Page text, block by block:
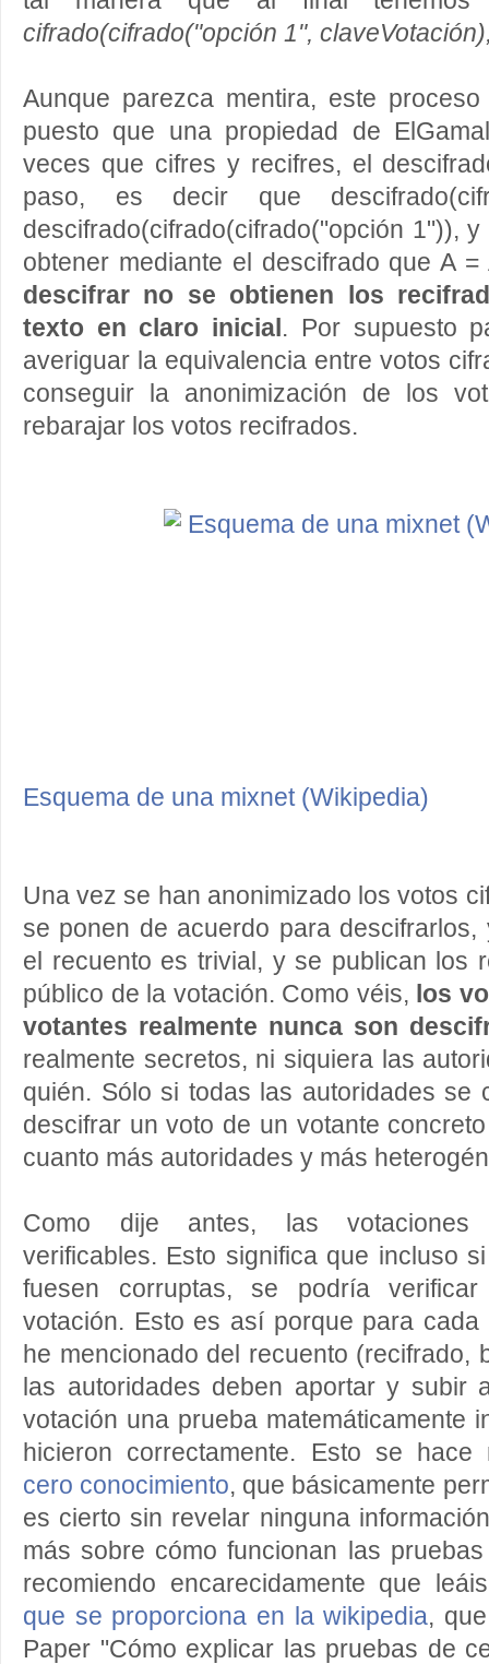
cifrado(cifrado("opción 1",
Aunque parezca mentira, este
puesto que una propiedad de
veces que cifres y recifres, el
paso, es decir que
descifrado(cifrado(cifrado("opción 1")),
obtener mediante el descifrado que A
descifrar no se obtienen los
texto en claro inicial . Por supuesto
averiguar la equivalencia entre votos
conseguir la anonimización de los
rebarajar los votos recifrados.
Esquema de una mixnet (Wikipedia)
Una vez se han anonimizado los votos
se ponen de acuerdo para
el recuento es trivial, y se publican los
público de la votación. Como véis, los
votantes realmente nuncason
realmente secretos, ni siquiera las
quién. Sólo si todas las autoridades se
descifrar un voto de un votante
cuanto más autoridades y más
Como dije antes, las votaciones
verificables. Esto significa que incluso
fuesen corruptas, se podría
votación. Esto es así porque para
he mencionado del recuento (recifrado,
las autoridades deben aportar y subir
votación una prueba matemáticamente
hicieron correctamente. Esto se
cero conocimiento, que básicamente
es cierto sin revelar ninguna
más sobre cómo funcionan las
recomiendo encarecidamente que
que se proporciona en la wikipedia,
Paper "Cómo explicar las pruebas de